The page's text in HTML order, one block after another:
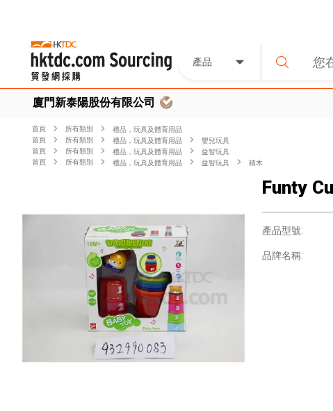
產品
廈門新泰陽股份有限公司
首頁 所有類別
禮品，玩具及體育用品
首頁
所有類別 禮品，玩具及體育用品
嬰兒玩具
首頁
所有類別 禮品，玩具及體育用品
益智玩具
首頁
所有類別 禮品，玩具及體育用品 益智玩具 積木
Funty
產品型號:
品牌名稱: